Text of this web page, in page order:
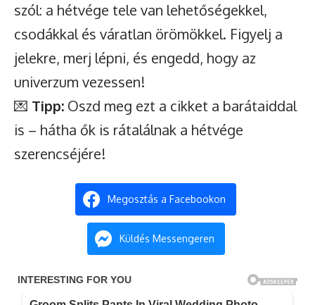
szól: a hétvége tele van lehetőségekkel,
csodákkal és váratlan örömökkel. Figyelj a
jelekre, merj lépni, és engedd, hogy az
univerzum vezessen!
💌 Tipp: Oszd meg ezt a cikket a barátaiddal
is – hátha ők is rátalálnak a hétvége
szerencséjére!
Megosztás a Facebookon
Küldés Messengeren